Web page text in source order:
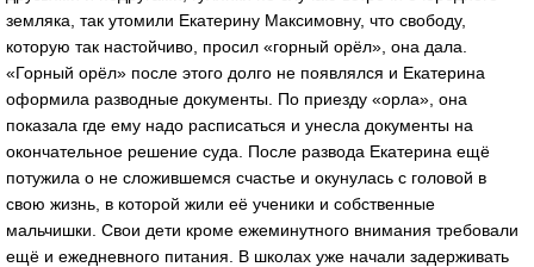
земляка, так утомили Екатерину Максимовну, что свободу,
которую так настойчиво, просил «горный орёл», она дала.
«Горный орёл» после этого долго не появлялся и Екатерина
оформила разводные документы. По приезду «орла», она
показала где ему надо расписаться и унесла документы на
окончательное решение суда. После развода Екатерина ещё
потужила о не сложившемся счастье и окунулась с головой в
свою жизнь, в которой жили её ученики и собственные
мальчишки. Свои дети кроме ежеминутного внимания требовали
ещё и ежедневного питания. В школах уже начали задерживать